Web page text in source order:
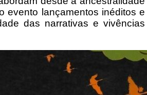
evento lançamentos inéditos e
das narrativas e vivências